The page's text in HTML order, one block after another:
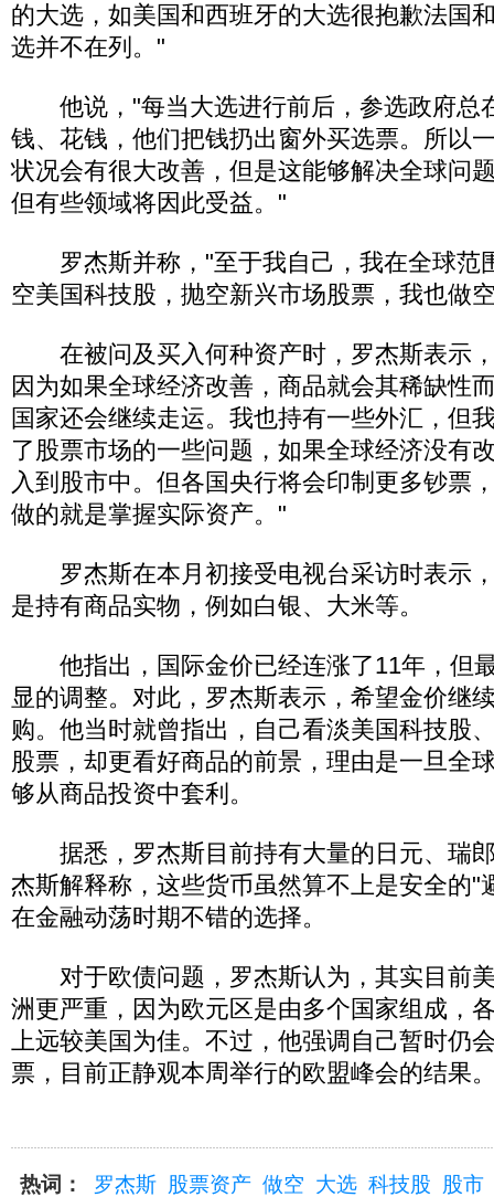
的大选，如美国和西班牙的大选很抱歉法国
选并不在列。"
他说，"每当大选进行前后，参选政府总
钱、花钱，他们把钱扔出窗外买选票。所以
状况会有很大改善，但是这能够解决全球问
但有些领域将因此受益。"
罗杰斯并称，"至于我自己，我在全球范
空美国科技股，抛空新兴市场股票，我也做
在被问及买入何种资产时，罗杰斯表示
因为如果全球经济改善，商品就会其稀缺性
国家还会继续走运。我也持有一些外汇，但
了股票市场的一些问题，如果全球经济没有
入到股市中。但各国央行将会印制更多钞票
做的就是掌握实际资产。"
罗杰斯在本月初接受电视台采访时表示
是持有商品实物，例如白银、大米等。
他指出，国际金价已经连涨了11年，但
显的调整。对此，罗杰斯表示，希望金价继
购。他当时就曾指出，自己看淡美国科技股
股票，却更看好商品的前景，理由是一旦全
够从商品投资中套利。
据悉，罗杰斯目前持有大量的日元、瑞
杰斯解释称，这些货币虽然算不上是安全的"
在金融动荡时期不错的选择。
对于欧债问题，罗杰斯认为，其实目前
洲更严重，因为欧元区是由多个国家组成，
上远较美国为佳。不过，他强调自己暂时仍
票，目前正静观本周举行的欧盟峰会的结果
热词： 罗杰斯 股票资产 做空 大选 科技股
股市